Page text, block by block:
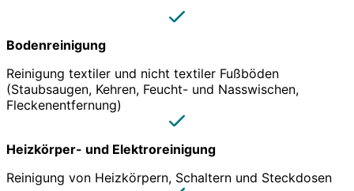
Bodenreinigung
Reinigung textiler und nicht textiler Fußböden
(Staubsaugen, Kehren, Feucht- und Nasswischen,
Fleckenentfernung)
Heizkörper- und Elektroreinigung
Reinigung von Heizkörpern, Schaltern und Steckdosen